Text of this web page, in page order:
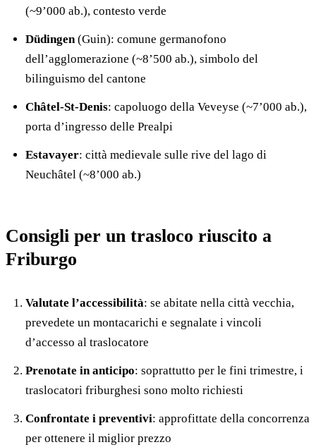
(~9’000 ab.), contesto verde
Düdingen(Guin): comune germanofono
dell’agglomerazione (~8’500 ab.), simbolo del
bilinguismo del cantone
Châtel-St-Denis: capoluogo della Veveyse (~7’000 ab.),
porta d’ingresso delle Prealpi
Estavayer: città medievale sulle rive del lago di
Neuchâtel (~8’000 ab.)
Consigli per un trasloco riuscito a
Friburgo
Valutate l’accessibilità: se abitate nella città vecchia,
prevedete un montacarichi e segnalate i vincoli
d’accesso al traslocatore
Prenotate in anticipo: soprattutto per le fini trimestre, i
traslocatori friburghesi sono molto richiesti
Confrontate i preventivi: approfittate della concorrenza
per ottenere il miglior prezzo